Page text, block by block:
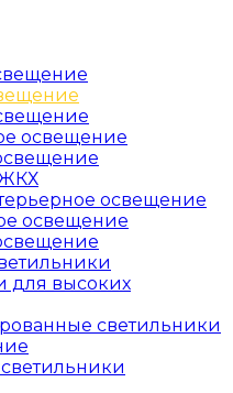
освещение
освещение
освещение
для высоких
светильники